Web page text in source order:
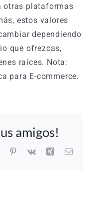
otras plataformas
estos valores
dependiendo
que ofrezcas,
raíces. Nota:
para E-commerce.
amigos!
TumblrPinterest
Vk XingCorreo